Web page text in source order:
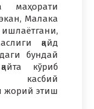
маҳорати
Малака
қайд
бундай
кўриб
касбий
жорий этиш